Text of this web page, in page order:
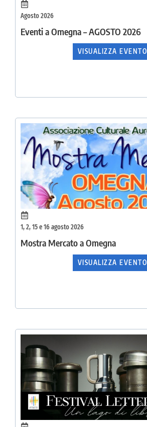
Agosto 2026
Eventi a Omegna – AGOSTO 2026
VISUALIZZA EVENTO
1, 2, 15 e 16 agosto 2026
Mostra Mercato a Omegna
VISUALIZZA EVENTO